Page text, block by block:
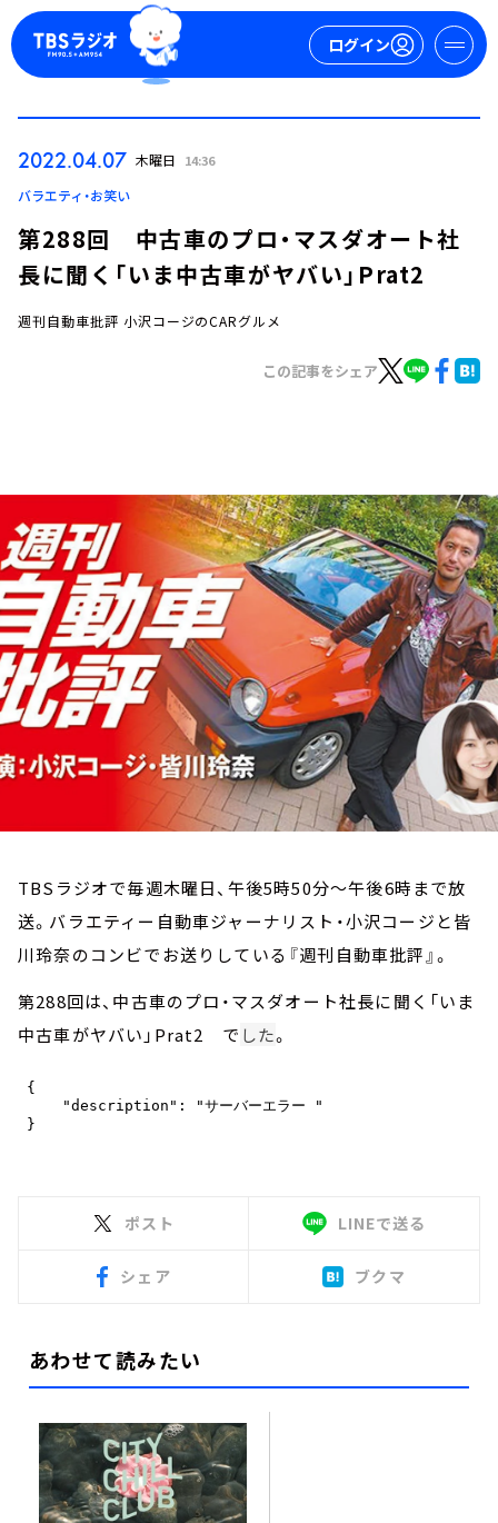
ログイン
ログイン
イベント・グッズ
YouTube
会社情報
2022.04.07 木曜日 14:36
バラエティ・お笑い
第288回 中古車のプロ・マスダオート社
長に聞く「いま中古車がヤバい」Prat2
週刊自動車批評 小沢コージのCARグルメ
この記事をシェア
TBSラジオで毎週木曜日、午後5時50分～午後6時まで放
送。バラエティー自動車ジャーナリスト・小沢コージと皆
川玲奈のコンビでお送りしている『週刊自動車批評』。
第288回は、中古車のプロ・マスダオート社長に聞く「いま
中古車がヤバい」Prat2 で した。
ポスト LINEで送る
シェア ブクマ
あわせて読みたい